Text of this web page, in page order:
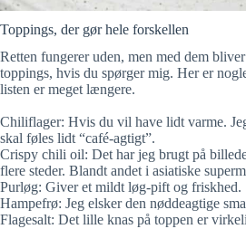
Toppings, der gør hele forskellen
Retten fungerer uden, men med dem
toppings, hvis du spørger mig. Her er
listen er meget længere.
Chiliflager: Hvis du vil have lidt varme.
skal føles lidt “café-agtigt”.
Crispy chili oil: Det har jeg brugt på
flere steder. Blandt andet i asiatiske
Purløg: Giver et mildt løg-pift og friskhed.
Hampefrø: Jeg elsker den nøddeagtige
Flagesalt: Det lille knas på toppen er